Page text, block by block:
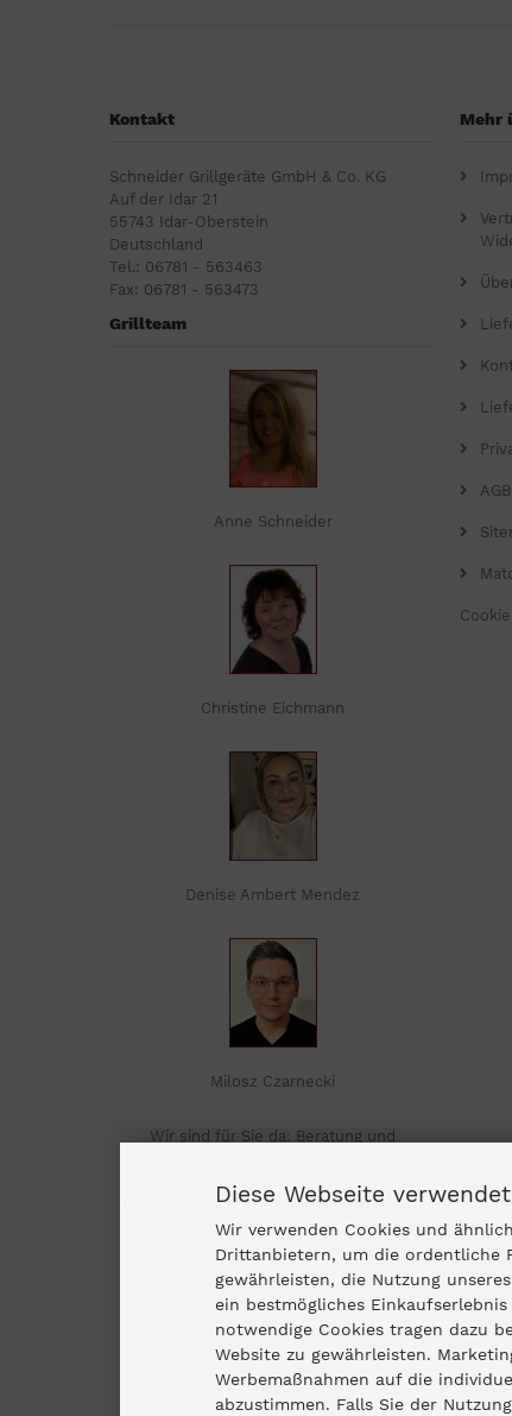
Kontakt
Schneider Grillgeräte GmbH & Co. KG
Auf der Idar 21
55743 Idar-Oberstein
Deutschland
Tel.: 06781 - 563463
Fax: 06781 - 563473
Grillteam
Anne Schneider
Christine Eichmann
Denise Ambert Mendez
Milosz Czarnecki
Wir sind für Sie da: Beratung und
563463 montags bis freitags von 9 bis 17
Uhr. Oder Sie schauen einfach zu diesen
Zeiten im Laden rein. Wir freuen uns auf
Sie!
Schneider Grillgeräte auf Facebook
Schneider Grillgeräte auf Pinterest
Schneider Grillgeräte auf Instagram
Mehr
Diese Webseite
Wir verwenden Cookies und
Drittanbietern, um die ordentliche
gewährleisten, die Nutzung
ein bestmögliches
notwendige Cookies tragen dazu
Website zu gewährleisten.
Werbemaßnahmen auf die
abzustimmen. Falls Sie der